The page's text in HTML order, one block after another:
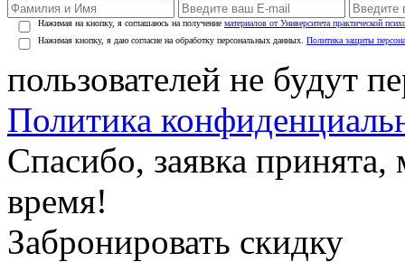
Нажимая на кнопку, я соглашаюсь на получение материалов от Университета практической
Нажимая кнопку, я даю согласие на обработку персональных данных. Политика защиты
пользователей не будут
Политика
Спасибо, заявка
время!
Забронировать скидку